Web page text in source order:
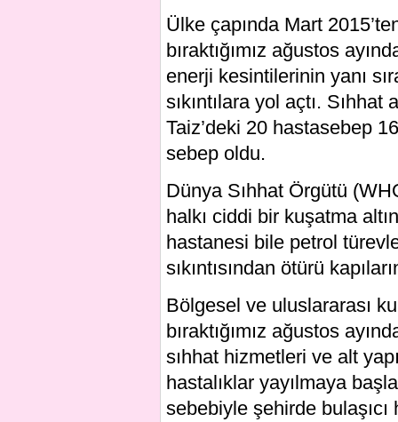
Ülke çapında Mart
bıraktığımız ağustos
enerji kesintilerinin yanı
sıkıntılara yol açtı.
Taiz’deki 20 hastasebep
sebep oldu.
Dünya Sıhhat Örgütü
halkı ciddi bir kuşatma
hastanesi bile petrol
sıkıntısından ötürü
Bölgesel ve uluslararası
bıraktığımız ağustos
sıhhat hizmetleri ve alt
hastalıklar yayılmaya
sebebiyle şehirde bulaşıcı